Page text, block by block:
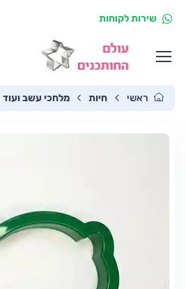
שירות לקוחות
ראשי חיות מלחכי עשב ועוד